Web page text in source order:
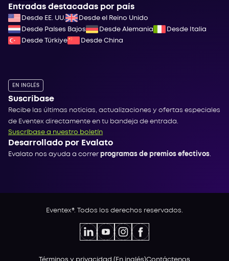
Entradas destacadas por país
Desde EE. UU.
Desde el Reino Unido
Desde Países Bajos
Desde Alemania
Desde Italia
Desde Türkiye
Desde China
EN INGLÉS
Suscríbase
Recibe las últimas noticias, actualizaciones y ofertas especiales
de Eventex directamente en tu bandeja de entrada.
Suscríbase a nuestro boletín
Desarrollado por Evalato
Evalato nos ayuda a correr programas de premios efectivos.
Eventex®. Todos los derechos reservados.